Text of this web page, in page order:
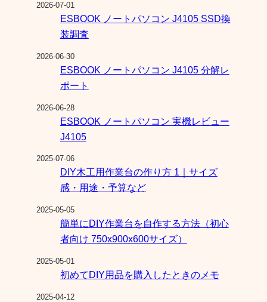
2026-07-01
ESBOOK ノートパソコン J4105 SSD換
装調査
2026-06-30
ESBOOK ノートパソコン J4105 分解レ
ポート
2026-06-28
ESBOOK ノートパソコン 実機レビュー
J4105
2025-07-06
DIY木工用作業台の作り方 1｜サイズ
感・用途・予算など
2025-05-05
簡単にDIY作業台を自作する方法（初心
者向け 750x900x600サイズ）
2025-05-01
初めてDIY用品を購入したときのメモ
2025-04-12